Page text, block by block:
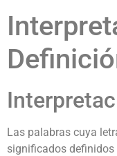
Las palabras cuya
significados